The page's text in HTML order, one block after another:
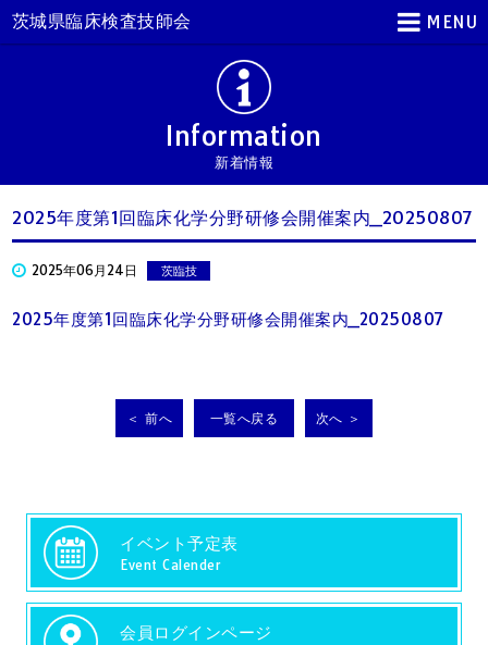
MENU
茨城県臨床検査技師会
Information
新着情報
2025年度第1回臨床化学分野研修会開催案内_20250807
2025年06月24日 茨臨技
2025年度第1回臨床化学分野研修会開催案内_20250807
＜ 前へ 一覧へ戻る 次へ ＞
イベント予定表
Event Calender
会員ログインページ